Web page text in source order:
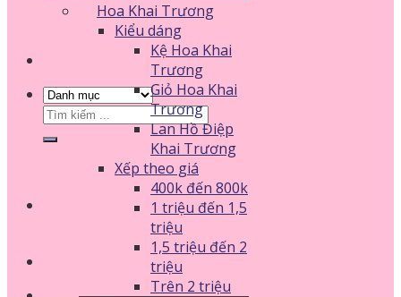
Tìm
kiếm:
Hoa Khai Trương
Kiểu dáng
Kệ Hoa Khai
Trương
Giỏ Hoa Khai
Trương
Lan Hồ Điệp
Khai Trương
Xếp theo giá
400k đến 800k
1 triệu đến 1,5
triệu
1,5 triệu đến 2
triệu
Trên 2 triệu